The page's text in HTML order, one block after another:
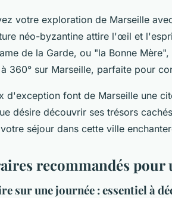
votre exploration de Marseille
néo-byzantine attire l'œil et
de la Garde, ou "la Bonne
360° sur Marseille, parfaite pour
d'exception font de Marseille une
désire découvrir ses trésors
séjour dans cette ville
recommandés pour
sur une journée : essentiel à